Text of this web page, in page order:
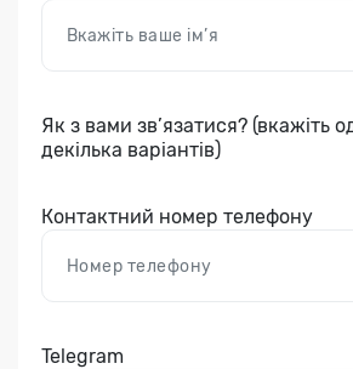
Як з вами зв’язатися? (вкажіть
декілька варіантів)
Контактний номер телефону
Telegram